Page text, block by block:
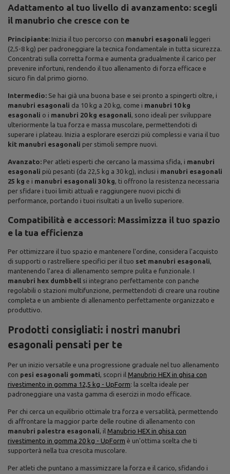
Adattamento al tuo livello di avanzamento: scegli
il manubrio che cresce con te
Principiante: Inizia il tuo percorso con manubri esagonali leggeri
(2,5-8 kg) per padroneggiare la tecnica fondamentale in tutta sicurezza.
Concentrati sulla corretta forma e aumenta gradualmente il carico per
prevenire infortuni, rendendo il tuo allenamento di forza efficace e
sicuro fin dal primo giorno.
Intermedio: Se hai già una buona base e sei pronto a spingerti oltre, i
manubri esagonali da 10 kg a 20 kg, come i manubri 10 kg
esagonali o i manubri 20 kg esagonali, sono ideali per sviluppare
ulteriormente la tua forza e massa muscolare, permettendoti di
superare i plateau. Inizia a esplorare esercizi più complessi e varia il tuo
kit manubri esagonali per stimoli sempre nuovi.
Avanzato: Per atleti esperti che cercano la massima sfida, i manubri
esagonali più pesanti (da 22,5 kg a 30 kg), inclusi i manubri esagonali
25 kg e i manubri esagonali 30 kg, ti offrono la resistenza necessaria
per sfidare i tuoi limiti attuali e raggiungere nuovi picchi di
performance, portando i tuoi risultati a un livello superiore.
Compatibilità e accessori: Massimizza il tuo spazio
e la tua efficienza
Per ottimizzare il tuo spazio e mantenere l'ordine, considera l'acquisto
di supporti o rastrelliere specifici per il tuo set manubri esagonali,
mantenendo l'area di allenamento sempre pulita e funzionale. I
manubri hex dumbbell si integrano perfettamente con panche
regolabili o stazioni multifunzione, permettendoti di creare una routine
completa e un ambiente di allenamento perfettamente organizzato e
produttivo.
Prodotti consigliati: i nostri manubri
esagonali pensati per te
Per un inizio versatile e una progressione graduale nel tuo allenamento
con pesi esagonali gommati, scopri il Manubrio HEX in ghisa con
rivestimento in gomma 12,5 kg - UpForm: la scelta ideale per
padroneggiare una vasta gamma di esercizi in modo efficace.
Per chi cerca un equilibrio ottimale tra forza e versatilità, permettendo
di affrontare la maggior parte delle routine di allenamento con
manubri palestra esagonali, il Manubrio HEX in ghisa con
rivestimento in gomma 20 kg - UpForm è un'ottima scelta che ti
supporterà nella tua crescita muscolare.
Per atleti che puntano a massimizzare la forza e il carico, sfidando i